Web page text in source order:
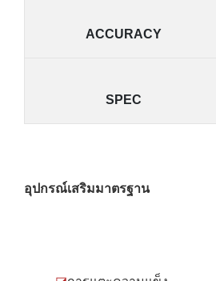
ACCURACY
SPEC
อุปกรณ์เสริมมาตรฐาน